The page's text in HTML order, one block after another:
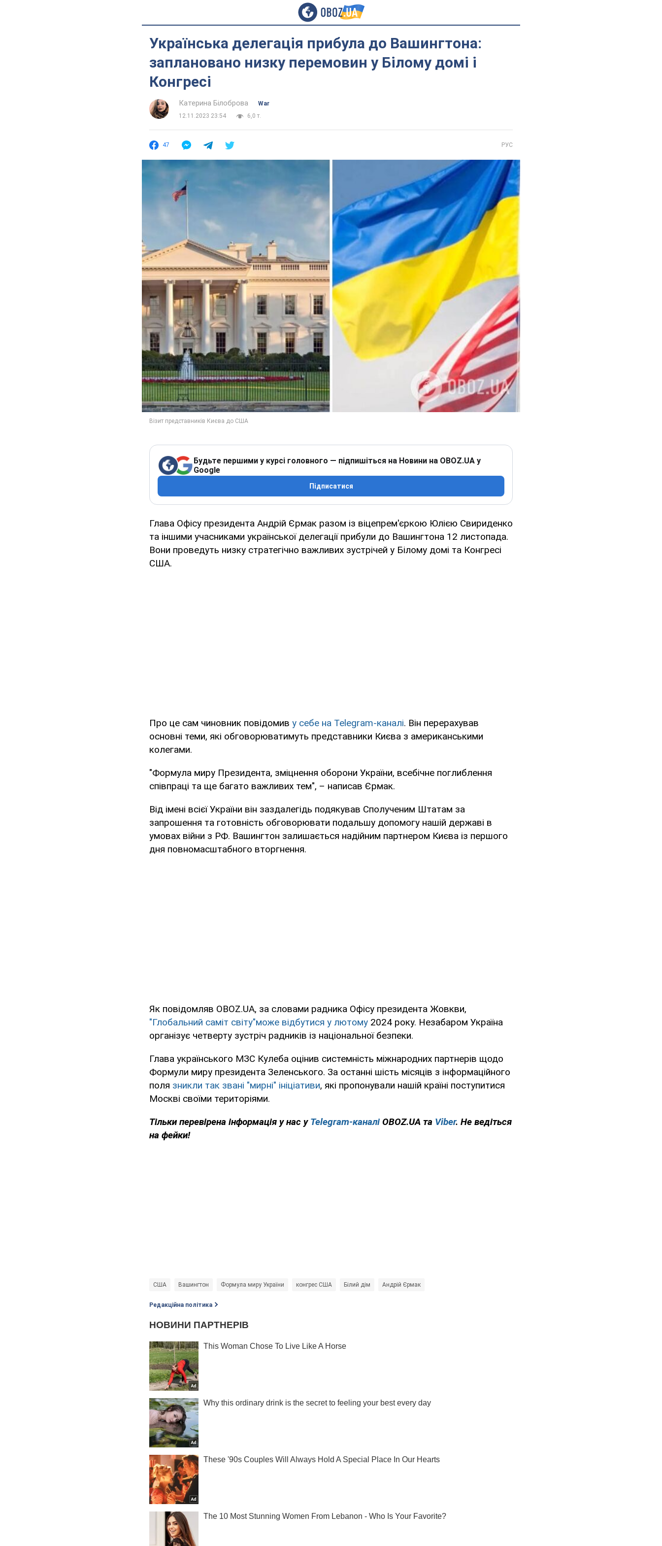
Українська делегація прибула до Вашингтона:
заплановано низку перемовин у Білому домі і
Конгресі
Катерина Білоброва
War
12.11.2023 23:54
6,0 т.
47 РУС
Будьте першими у курсі головного — підпишіться на Новини на OBOZ.UA у
Google
Підписатися
Глава Офісу президента Андрій Єрмак разом із віцепрем'єркою Юлією Свириденко
та іншими учасниками української делегації прибули до Вашингтона 12 листопада.
Вони проведуть низку стратегічно важливих зустрічей у Білому домі та Конгресі
США.
Про це сам чиновник повідомив у себе на Telegram-каналі. Він перерахував
основні теми, які обговорюватимуть представники Києва з американськими
колегами.
"Формула миру Президента, зміцнення оборони України, всебічне поглиблення
співпраці та ще багато важливих тем", – написав Єрмак.
Від імені всієї України він заздалегідь подякував Сполученим Штатам за
запрошення та готовність обговорювати подальшу допомогу нашій державі в
умовах війни з РФ. Вашингтон залишається надійним партнером Києва із першого
дня повномасштабного вторгнення.
Як повідомляв OBOZ.UA, за словами радника Офісу президента Жовкви,
"Глобальний саміт світу"може відбутися у лютому 2024 року. Незабаром Україна
організує четверту зустріч радників із національної безпеки.
Глава українського МЗС Кулеба оцінив системність міжнародних партнерів щодо
Формули миру президента Зеленського. За останні шість місяців з інформаційного
поля зникли так звані "мирні" ініціативи, які пропонували нашій країні поступитися
Москві своїми територіями.
Тільки перевірена інформація у нас у Telegram-каналі OBOZ.UA та Viber. Не ведіться
на фейки!
США Вашингтон Формула миру України конгрес США Білий дім Андрій Єрмак
Редакційна політика